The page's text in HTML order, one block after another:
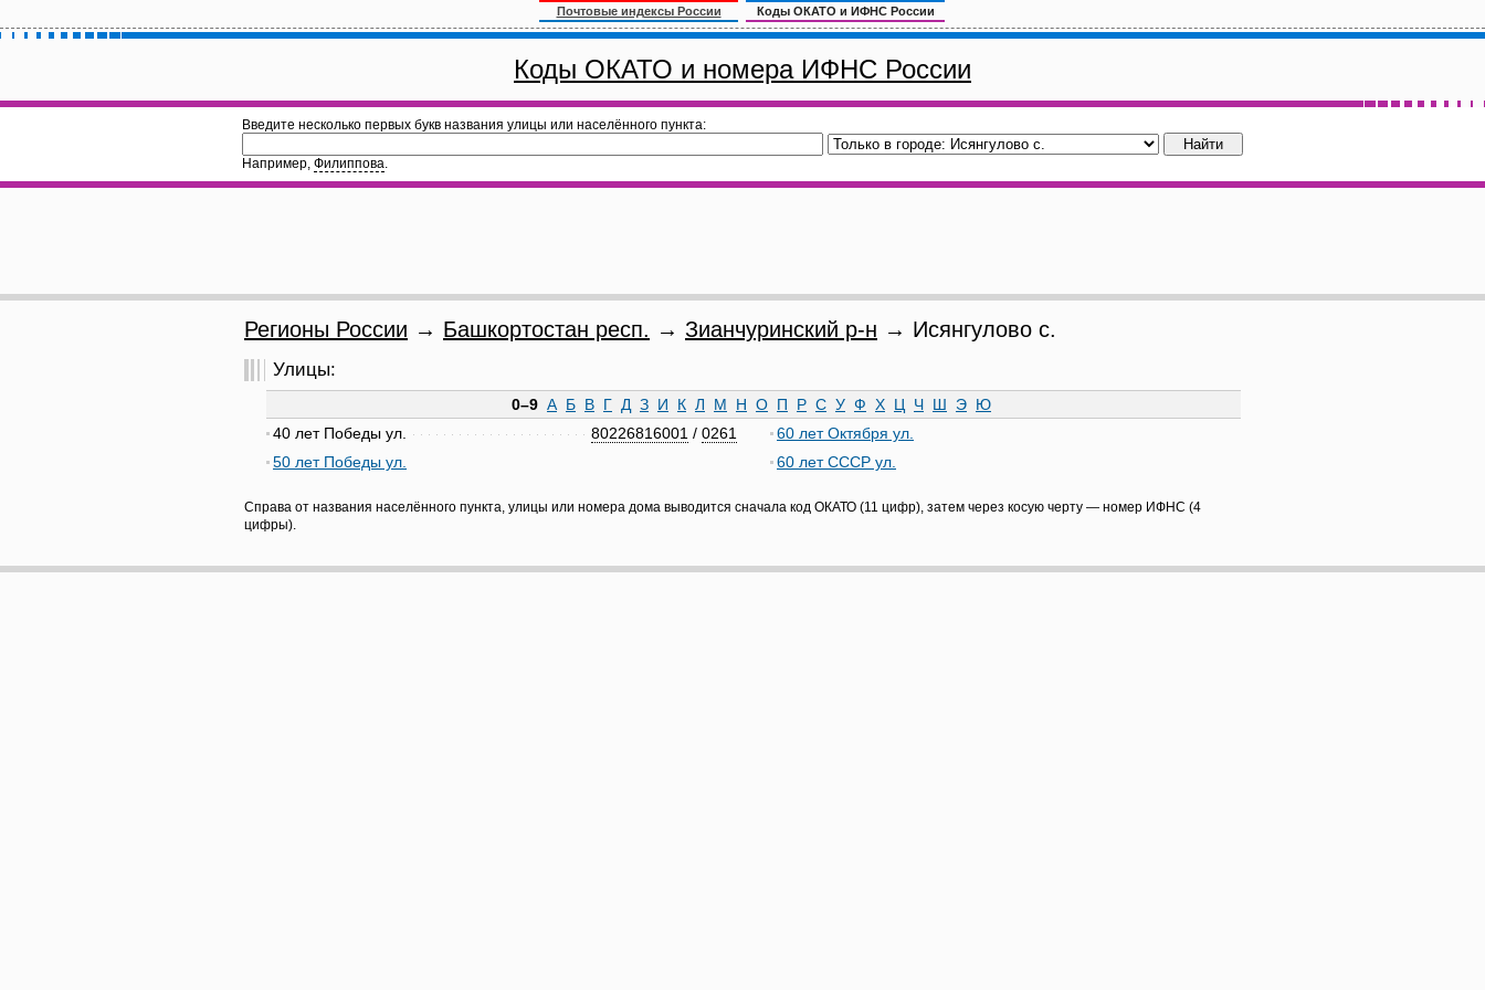
Почтовые индексы России Коды ОКАТО и ИФНС России
Коды ОКАТО и номера ИФНС России
Введите несколько первых букв названия улицы или населённого пункта:
Например, Филиппова.
Регионы России → Башкортостан респ. → Зианчуринский р-н → Исянгулово с.
Улицы:
0–9 А Б В Г Д З И К Л М Н О П Р С У Ф Х Ц Ч Ш Э Ю
80226816001 / 0261
40 лет Победы ул.
50 лет Победы ул.
60 лет Октября ул.
60 лет СССР ул.
Справа от названия населённого пункта, улицы или номера дома выводится сначала код ОКАТО (11 цифр), затем через косую черту — номер ИФНС (4
цифры).